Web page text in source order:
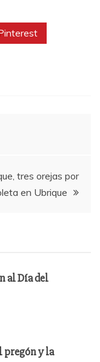
tres orejas por
en Ubrique
al Día del
pregón y la